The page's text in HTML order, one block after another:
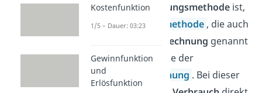
auchFortschreibungsmethodeist,
wie dieInventurmethode , die auch
Fortschreibungsrechnung genannt
wird, eine Methode der
Kostenartenrechnung . Bei dieser
Kostenfunktion
1/5 – Dauer: 03:23
Gewinnfunktion
und
Erlösfunktion